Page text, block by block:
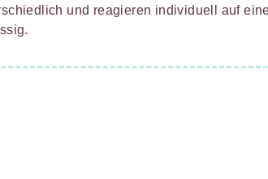
und reagieren individuell auf